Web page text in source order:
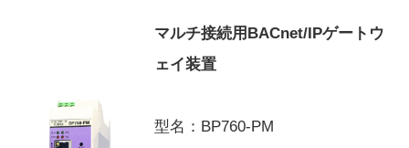
マルチ接続用BACnet/IPゲートウ
ェイ装置
型名：BP760-PM